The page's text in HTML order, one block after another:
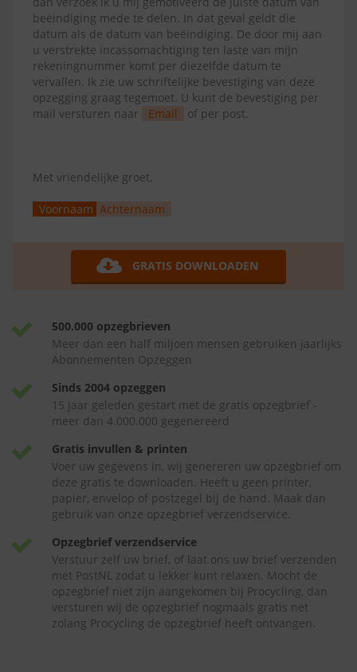
beëindiging mede te delen. In dat geval geldt die
datum als de datum van beëindiging. De door mij aan
u verstrekte incassomachtiging ten laste van mijn
rekeningnummer komt per diezelfde datum te
vervallen. Ik zie uw schriftelijke bevestiging van deze
opzegging graag tegemoet. U kunt de bevestiging per
mail versturen naar
Email of per post.
Met vriendelijke groet,
Voornaam Achternaam
GRATIS DOWNLOADEN
500.000 opzegbrieven
Meer dan een half miljoen mensen gebruiken jaarlijks
Abonnementen Opzeggen
Sinds 2004 opzeggen
15 jaar geleden gestart met de gratis opzegbrief -
meer dan 4.000.000 gegenereerd
Gratis invullen & printen
Voer uw gegevens in, wij genereren uw opzegbrief om
deze gratis te downloaden. Heeft u geen printer,
papier, envelop of postzegel bij de hand. Maak dan
gebruik van onze opzegbrief verzendservice.
Opzegbrief verzendservice
Verstuur zelf uw brief, of laat ons uw brief verzenden
met PostNL zodat u lekker kunt relaxen. Mocht de
opzegbrief niet zijn aangekomen bij Procycling, dan
versturen wij de opzegbrief nogmaals gratis net
zolang Procycling de opzegbrief heeft ontvangen.